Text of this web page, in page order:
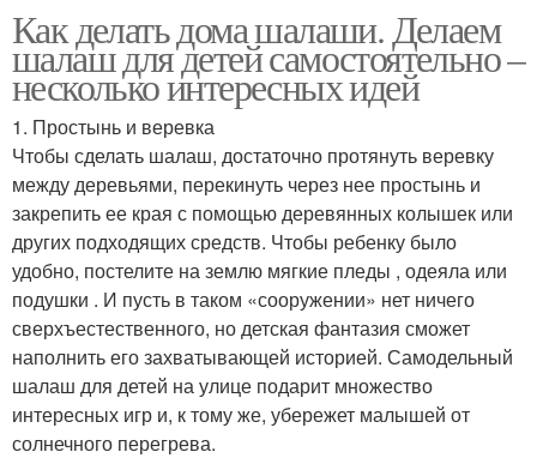
Как делать дома шалаши. Делаем
шалаш для детей самостоятельно –
несколько интересных идей
1. Простынь и веревка
Чтобы сделать шалаш, достаточно протянуть веревку
между деревьями, перекинуть через нее простынь и
закрепить ее края с помощью деревянных колышек или
других подходящих средств. Чтобы ребенку было
удобно, постелите на землю мягкие пледы , одеяла или
подушки . И пусть в таком «сооружении» нет ничего
сверхъестественного, но детская фантазия сможет
наполнить его захватывающей историей. Самодельный
шалаш для детей на улице подарит множество
интересных игр и, к тому же, убережет малышей от
солнечного перегрева.